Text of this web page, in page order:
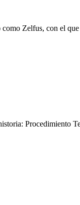
Zelfus, con el
Procedimiento